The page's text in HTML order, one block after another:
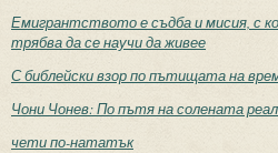
Емигрантството е съдба и мисия, с
трябва да се научи да живее
С библейски взор по пътищата на
Чони Чонев: По пътя на солената
чети по-нататък